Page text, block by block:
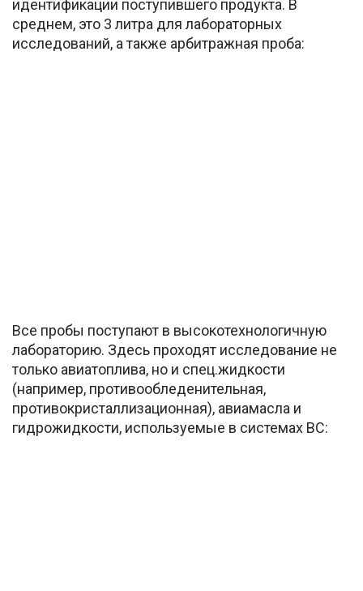
идентификации поступившего продукта. В
среднем, это 3 литра для лабораторных
исследований, а также арбитражная проба:
Все пробы поступают в высокотехнологичную
лабораторию. Здесь проходят исследование не
только авиатоплива, но и спец.жидкости
(например, противообледенительная,
противокристаллизационная), авиамасла и
гидрожидкости, используемые в системах ВС: